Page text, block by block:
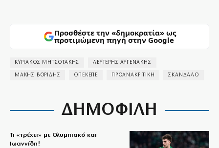
Προσθέστε την «δημοκρατία» ως
προτιμώμενη πηγή στην Google
ΚΥΡΙΑΚΟΣ ΜΗΤΣΟΤΑΚΗΣ ΛΕΥΤΕΡΗΣ ΑΥΓΕΝΑΚΗΣ
ΜΑΚΗΣ ΒΟΡΙΔΗΣ ΟΠΕΚΕΠΕ ΠΡΟΑΝΑΚΡΙΤΙΚΗ ΣΚΑΝΔΑΛΟ
ΔΗΜΟΦΙΛΗ
Τι «τρέχει» με Ολυμπιακό και
Ιωαννίδη!